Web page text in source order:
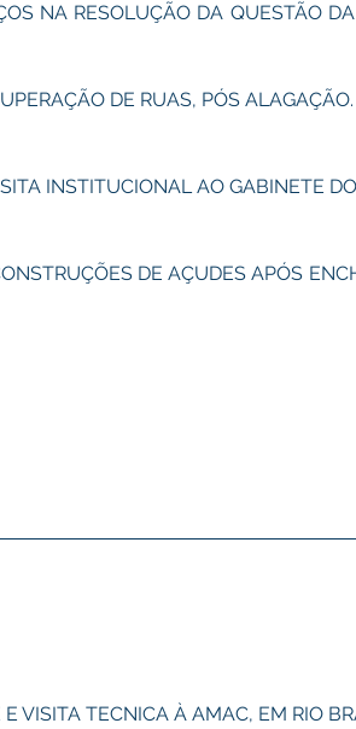
NA RESOLUÇÃO DA QUESTÃO
DE RUAS, PÓS
INSTITUCIONAL AO GABINETE DO
DE AÇUDES APÓS
VISITA TECNICA À AMAC, EM RIO